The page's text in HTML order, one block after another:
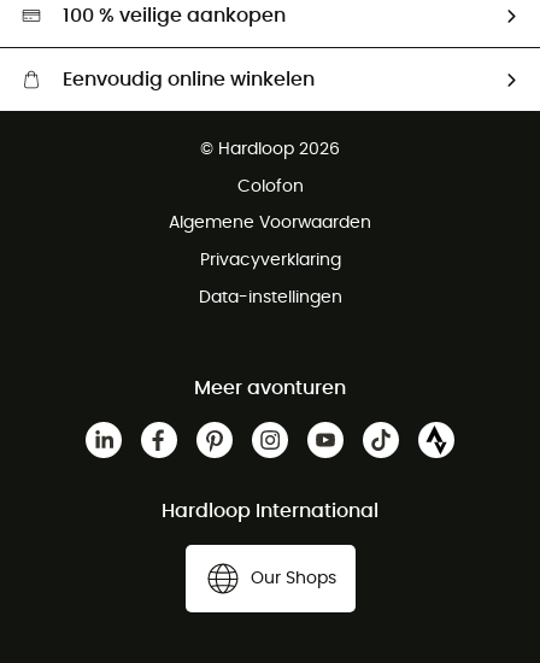
Hardgreen
100 % veilige aankopen
Eenvoudig online winkelen
Gratis retourneren binnen 100 dagen
© Hardloop 2026
Colofon
Algemene Voorwaarden
Privacyverklaring
Data-instellingen
Meer avonturen
Hardloop International
Our Shops